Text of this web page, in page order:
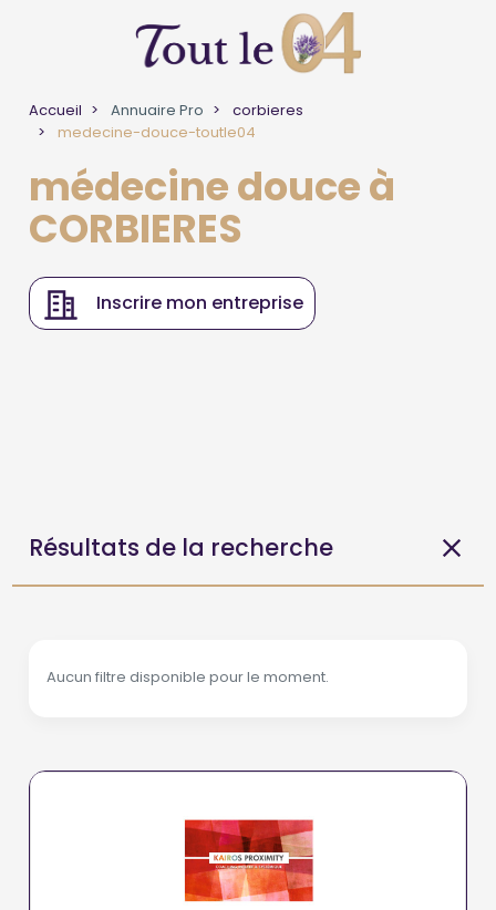
Accueil Annuaire Pro
corbieres
medecine-douce-toutle04
médecine douce à
CORBIERES
Inscrire mon entreprise
Résultats de la recherche
Aucun filtre disponible pour le moment.